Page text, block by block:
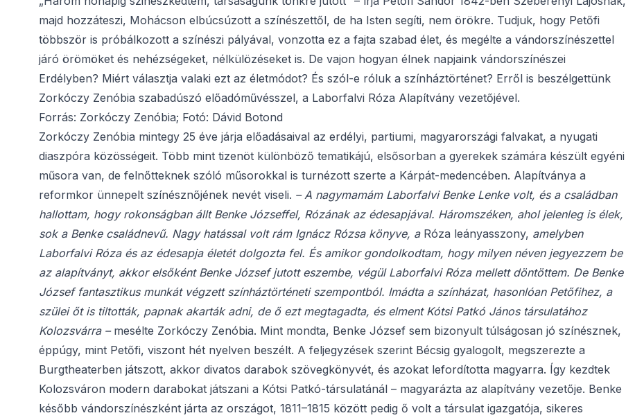
majd hozzáteszi, Mohácson elbúcsúzott a színészettől, de ha Isten segíti, nem örökre. Tudjuk, hogy Petőfi
többször is próbálkozott a színészi pályával, vonzotta ez a fajta szabad élet, és megélte a vándorszínészettel
járó örömöket és nehézségeket, nélkülözéseket is. De vajon hogyan élnek napjaink vándorszínészei
Erdélyben? Miért választja valaki ezt az életmódot? És szól-e róluk a színháztörténet? Erről is beszélgettünk
Zorkóczy Zenóbia szabadúszó előadóművésszel, a Laborfalvi Róza Alapítvány vezetőjével.
Forrás: Zorkóczy Zenóbia; Fotó: Dávid Botond
Zorkóczy Zenóbia mintegy 25 éve járja előadásaival az erdélyi, partiumi, magyarországi falvakat, a nyugati
diaszpóra közösségeit. Több mint tizenöt különböző tematikájú, elsősorban a gyerekek számára készült egyéni
műsora van, de felnőtteknek szóló műsorokkal is turnézott szerte a Kárpát-medencében. Alapítványa a
reformkor ünnepelt színésznőjének nevét viseli. – A nagymamám Laborfalvi Benke Lenke volt, és a családban
hallottam, hogy rokonságban állt Benke Józseffel, Rózának az édesapjával. Háromszéken, ahol jelenleg is élek,
sok a Benke családnevű. Nagy hatással volt rám Ignácz Rózsa könyve, a Róza leányasszony, amelyben
Laborfalvi Róza és az édesapja életét dolgozta fel. És amikor gondolkodtam, hogy milyen néven jegyezzem be
az alapítványt, akkor elsőként Benke József jutott eszembe, végül Laborfalvi Róza mellett döntöttem. De Benke
József fantasztikus munkát végzett színháztörténeti szempontból. Imádta a színházat, hasonlóan Petőfihez, a
szülei őt is tiltották, papnak akarták adni, de ő ezt megtagadta, és elment Kótsi Patkó János társulatához
Kolozsvárra –mesélte Zorkóczy Zenóbia. Mint mondta, Benke József sem bizonyult túlságosan jó színésznek,
éppúgy, mint Petőfi, viszont hét nyelven beszélt. A feljegyzések szerint Bécsig gyalogolt, megszerezte a
Burgtheaterben játszott, akkor divatos darabok szövegkönyvét, és azokat lefordította magyarra. Így kezdtek
Kolozsváron modern darabokat játszani a Kótsi Patkó-társulatánál – magyarázta az alapítvány vezetője. Benke
később vándorszínészként járta az országot, 1811–1815 között pedig ő volt a társulat igazgatója, sikeres